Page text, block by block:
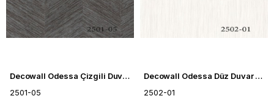
Decowall Odessa Çizgili Duvar Kağıdı 2501-05
2501-05
Decowall Odessa Düz Duvar Kağıdı 2502-01
2502-01